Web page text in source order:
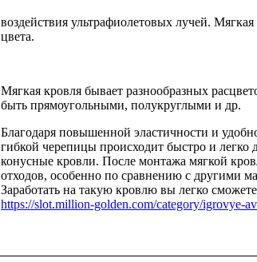
воздействия ультрафиолетовых лучей.
цвета.
Мягкая кровля бывает разнообразных
быть прямоугольными, полукруглыми и др.
Благодаря повышенной эластичности и
гибкой черепицы происходит быстро и легко
конусные кровли. После монтажа мягкой
отходов, особенно по сравнению с другими
Заработать на такую кровлю вы легко
https://slot.million-golden.com/category/igrovye-